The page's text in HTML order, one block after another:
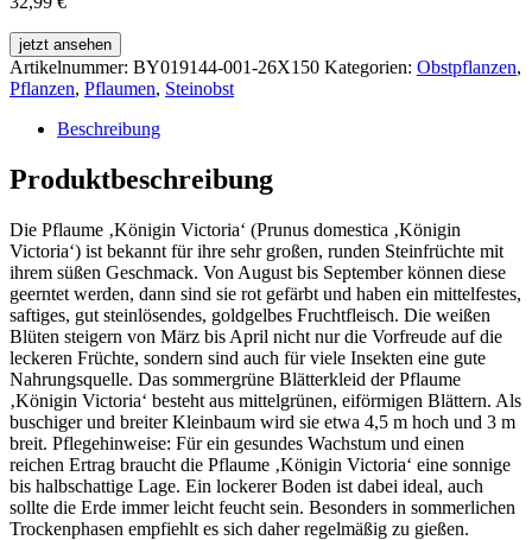
jetzt ansehen
Artikelnummer: BY019144-001-26X150 Kategorien: Obstpflanzen,
Pflanzen, Pflaumen, Steinobst
Beschreibung
Produktbeschreibung
Die Pflaume ‚Königin Victoria‘ (Prunus domestica ‚Königin
Victoria‘) ist bekannt für ihre sehr großen, runden Steinfrüchte mit
ihrem süßen Geschmack. Von August bis September können diese
geerntet werden, dann sind sie rot gefärbt und haben ein mittelfestes,
saftiges, gut steinlösendes, goldgelbes Fruchtfleisch. Die weißen
Blüten steigern von März bis April nicht nur die Vorfreude auf die
leckeren Früchte, sondern sind auch für viele Insekten eine gute
Nahrungsquelle. Das sommergrüne Blätterkleid der Pflaume
‚Königin Victoria‘ besteht aus mittelgrünen, eiförmigen Blättern. Als
buschiger und breiter Kleinbaum wird sie etwa 4,5 m hoch und 3 m
breit. Pflegehinweise: Für ein gesundes Wachstum und einen
reichen Ertrag braucht die Pflaume ‚Königin Victoria‘ eine sonnige
bis halbschattige Lage. Ein lockerer Boden ist dabei ideal, auch
sollte die Erde immer leicht feucht sein. Besonders in sommerlichen
Trockenphasen empfiehlt es sich daher regelmäßig zu gießen.